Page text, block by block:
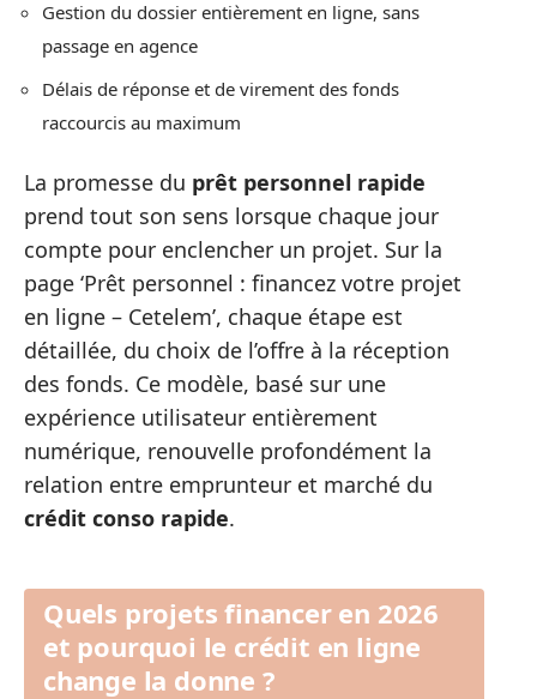
Gestion du dossier entièrement en ligne, sans
passage en agence
Délais de réponse et de virement des fonds
raccourcis au maximum
La promesse du prêt personnel rapide
prend tout son sens lorsque chaque jour
compte pour enclencher un projet. Sur la
page ‘Prêt personnel : financez votre projet
en ligne – Cetelem’, chaque étape est
détaillée, du choix de l’offre à la réception
des fonds. Ce modèle, basé sur une
expérience utilisateur entièrement
numérique, renouvelle profondément la
relation entre emprunteur et marché du
crédit conso rapide.
Quels projets financer en 2026
et pourquoi le crédit en ligne
change la donne ?